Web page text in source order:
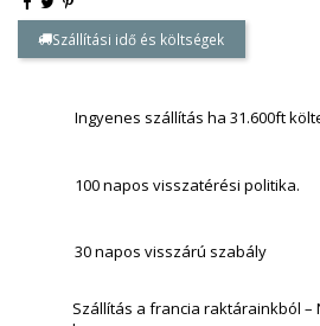
Szállítási idő és költségek
Ingyenes szállítás ha 31.600ft
100 napos visszatérési politika.
30 napos visszárú szabály
Szállítás a francia raktárainkból –